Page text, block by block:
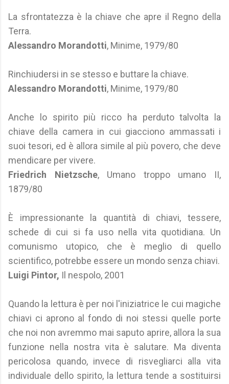
La sfrontatezza è la chiave che apre il Regno della
Terra.
Alessandro Morandotti, Minime, 1979/80
Rinchiudersi in se stesso e buttare la chiave.
Alessandro Morandotti, Minime, 1979/80
Anche lo spirito più ricco ha perduto talvolta la
chiave della camera in cui giacciono ammassati i
suoi tesori, ed è allora simile al più povero, che deve
mendicare per vivere.
Friedrich Nietzsche, Umano troppo umano II,
1879/80
È impressionante la quantità di chiavi, tessere,
schede di cui si fa uso nella vita quotidiana. Un
comunismo utopico, che è meglio di quello
scientifico, potrebbe essere un mondo senza chiavi.
Luigi Pintor, Il nespolo, 2001
Quando la lettura è per noi l'iniziatrice le cui magiche
chiavi ci aprono al fondo di noi stessi quelle porte
che noi non avremmo mai saputo aprire, allora la sua
funzione nella nostra vita è salutare. Ma diventa
pericolosa quando, invece di risvegliarci alla vita
individuale dello spirito, la lettura tende a sostituirsi